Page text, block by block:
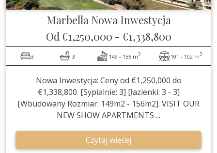
Marbella Nowa Inwestycja
Od €1,250,000 - €1,338,800
3 3 149 - 156 m2 101 - 102 m2
Nowa Inwestycja: Ceny od €1,250,000 do
€1,338,800. [Sypialnie: 3] [łazienki: 3 - 3]
[Wbudowany Rozmiar: 149m2 - 156m2]. VISIT OUR
NEW SHOW APARTMENTS ...
Czytaj więcej